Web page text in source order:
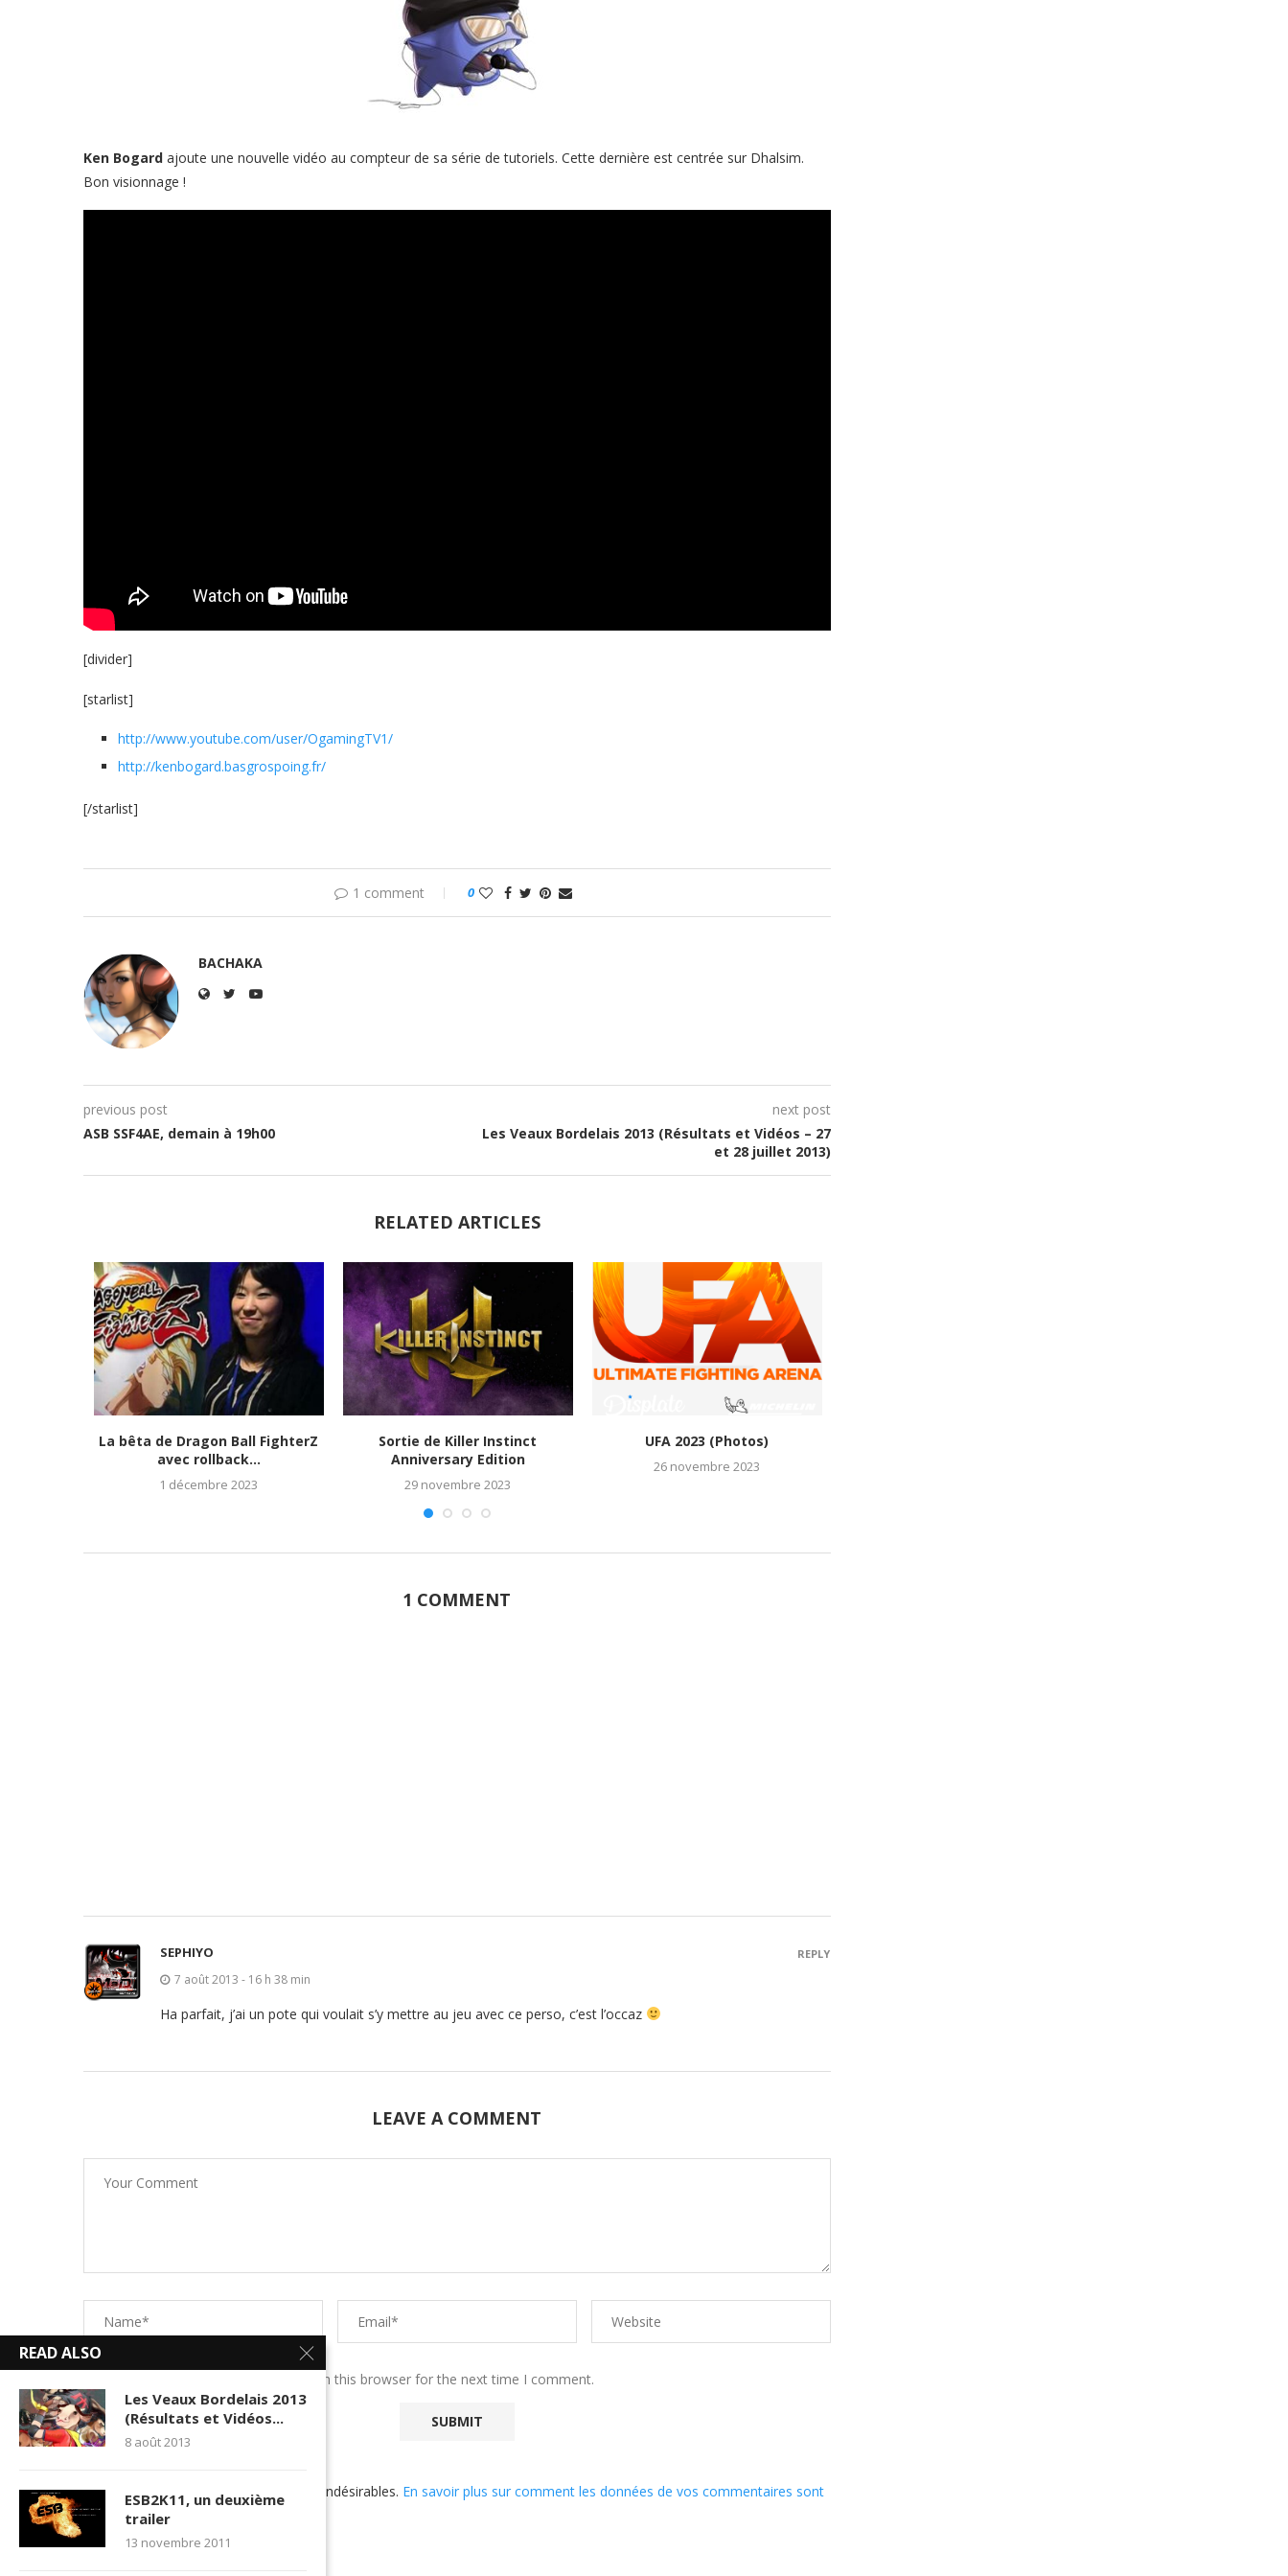
Ken Bogard ajoute une nouvelle vidéo au compteur de sa série de tutoriels. Cette dernière est centrée sur Dhalsim.
Bon visionnage !
[divider]
[starlist]
http://www.youtube.com/user/OgamingTV1/
http://kenbogard.basgrospoing.fr/
[/starlist]
1 comment 0
BACHAKA
previous post
ASB SSF4AE, demain à 19h00
next post
Les Veaux Bordelais 2013 (Résultats et Vidéos – 27
et 28 juillet 2013)
RELATED ARTICLES
La bêta de Dragon Ball FighterZ
avec rollback...
1 décembre 2023
Sortie de Killer Instinct
Anniversary Edition
29 novembre 2023
UFA 2023 (Photos)
26 novembre 2023
1 COMMENT
SEPHIYO
7 août 2013 - 16 h 38 min
Ha parfait, j’ai un pote qui voulait s’y mettre au jeu avec ce perso, c’est l’occaz
REPLY
LEAVE A COMMENT
Save my name, email, and website in this browser for the next time I comment.
Ce site utilise Akismet pour réduire les indésirables. En savoir plus sur comment les données de vos commentaires sont
utilisées.
READ ALSO
Les Veaux Bordelais 2013
(Résultats et Vidéos...
8 août 2013
ESB2K11, un deuxième
trailer
13 novembre 2011